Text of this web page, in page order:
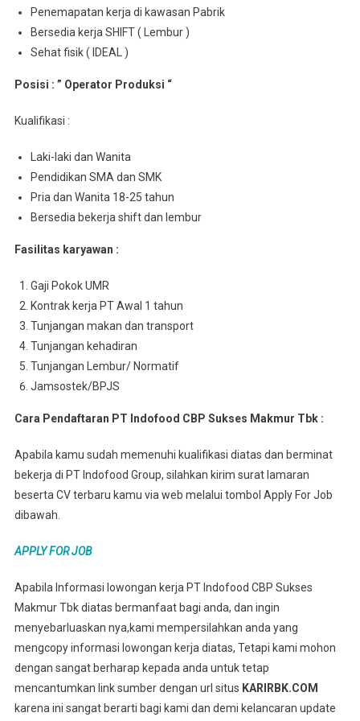
Penemapatan kerja di kawasan Pabrik
Bersedia kerja SHIFT ( Lembur )
Sehat fisik ( IDEAL )
Posisi : ” Operator Produksi “
Kualifikasi :
Laki-laki dan Wanita
Pendidikan SMA dan SMK
Pria dan Wanita 18-25 tahun
Bersedia bekerja shift dan lembur
Fasilitas karyawan :
Gaji Pokok UMR
Kontrak kerja PT Awal 1 tahun
Tunjangan makan dan transport
Tunjangan kehadiran
Tunjangan Lembur/ Normatif
Jamsostek/BPJS
Cara Pendaftaran PT Indofood CBP Sukses Makmur Tbk :
Apabila kamu sudah memenuhi kualifikasi diatas dan berminat
bekerja di PT Indofood Group, silahkan kirim surat lamaran
beserta CV terbaru kamu via web melalui tombol Apply For Job
dibawah.
APPLY FOR JOB
Apabila Informasi lowongan kerja PT Indofood CBP Sukses
Makmur Tbk diatas bermanfaat bagi anda, dan ingin
menyebarluaskan nya,kami mempersilahkan anda yang
mengcopy informasi lowongan kerja diatas, Tetapi kami mohon
dengan sangat berharap kepada anda untuk tetap
mencantumkan link sumber dengan url situs KARIRBK.COM
karena ini sangat berarti bagi kami dan demi kelancaran update